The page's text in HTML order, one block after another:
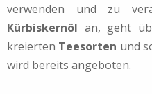
verwenden und zu
Kürbiskernöl an, geht
kreierten Teesorten und
wird bereits angeboten.